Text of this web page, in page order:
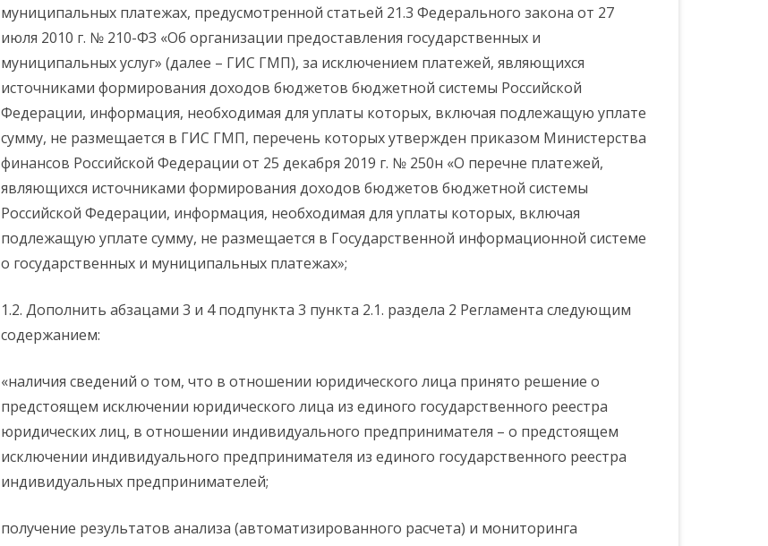
муниципальных платежах, предусмотренной статьей 21.3 Федерального закона от 27
июля 2010 г. № 210-ФЗ «Об организации предоставления государственных и
муниципальных услуг» (далее – ГИС ГМП), за исключением платежей, являющихся
источниками формирования доходов бюджетов бюджетной системы Российской
Федерации, информация, необходимая для уплаты которых, включая подлежащую уплате
сумму, не размещается в ГИС ГМП, перечень которых утвержден приказом Министерства
финансов Российской Федерации от 25 декабря 2019 г. № 250н «О перечне платежей,
являющихся источниками формирования доходов бюджетов бюджетной системы
Российской Федерации, информация, необходимая для уплаты которых, включая
подлежащую уплате сумму, не размещается в Государственной информационной системе
о государственных и муниципальных платежах»;
1.2. Дополнить абзацами 3 и 4 подпункта 3 пункта 2.1. раздела 2 Регламента следующим
содержанием:
«наличия сведений о том, что в отношении юридического лица принято решение о
предстоящем исключении юридического лица из единого государственного реестра
юридических лиц, в отношении индивидуального предпринимателя – о предстоящем
исключении индивидуального предпринимателя из единого государственного реестра
индивидуальных предпринимателей;
получение результатов анализа (автоматизированного расчета) и мониторинга